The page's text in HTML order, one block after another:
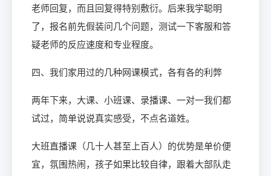
老师回复，而且回复得特别敷衍。后来我学聪明
了，报名前先假装问几个问题，测试一下客服和答
疑老师的反应速度和专业程度。
四、我们家用过的几种网课模式，各有各的利弊
两年下来，大课、小班课、录播课、一对一我们都
试过，简单说说真实感受，不点名道姓。
大班直播课（几十人甚至上百人）的优势是单价便
宜，氛围热闹，孩子如果比较自律，跟着大部队走